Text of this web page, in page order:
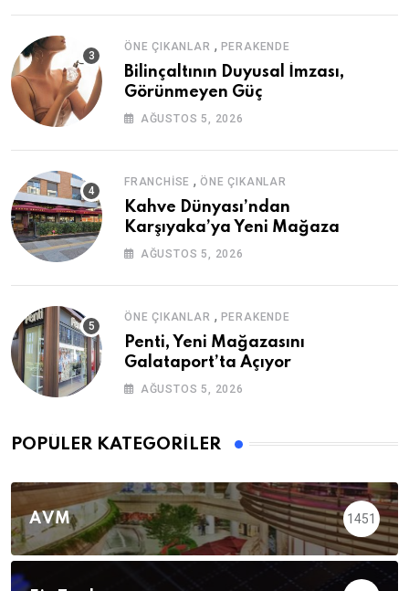
ÖNE ÇIKANLAR , PERAKENDE
Bilinçaltının Duyusal İmzası,
Görünmeyen Güç
AĞUSTOS 5, 2026
FRANCHISE ,ÖNE ÇIKANLAR
Kahve Dünyası’ndan
Karşıyaka’ya Yeni Mağaza
AĞUSTOS 5, 2026
ÖNE ÇIKANLAR , PERAKENDE
Penti, Yeni Mağazasını
Galataport’ta Açıyor
AĞUSTOS 5, 2026
POPÜLER KATEGORILER
AVM 1451